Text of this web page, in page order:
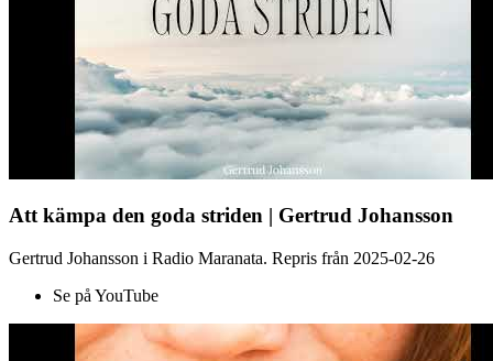
Att kämpa den goda striden | Gertrud Johansson
Gertrud Johansson i Radio Maranata. Repris från 2025-02-26
Se på YouTube